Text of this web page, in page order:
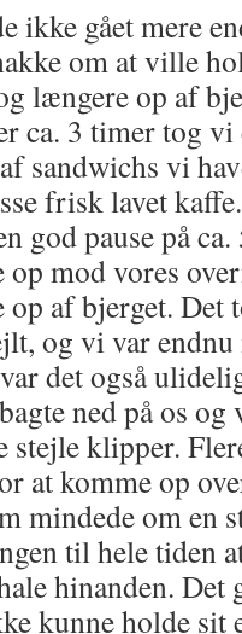
mere end
om at ville
længere op af
ca. 3 timer tog
sandwichs vi
frisk lavet
god pause på
mod vores
af bjerget. Det
og vi var
det også
ned på os og
stejle klipper.
at komme op
mindede om en
til hele tiden
hinanden. Det
kunne holde sit